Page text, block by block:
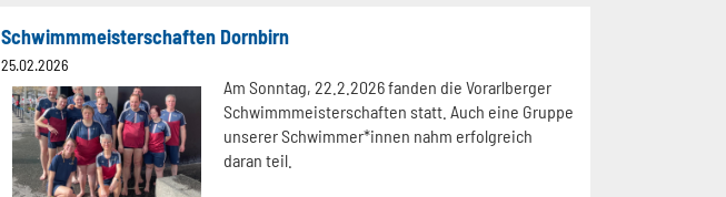
Schwimmmeisterschaften Dornbirn
25.02.2026
Am Sonntag, 22.2.2026 fanden die Vorarlberger
Schwimmmeisterschaften statt. Auch eine Gruppe
unserer Schwimmer*innen nahm erfolgreich
daran teil.